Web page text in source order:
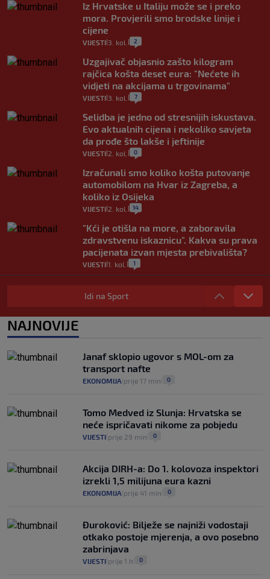
Iz Hrvatske u Italiju može se i preko
mora. Provjerili smo brodske linije i
cijene
VIJESTI 3. kol. 2
Uzgajivač objasnio zašto kilogram
rajčica košta deset eura: "Nećete ih
vidjeti na akcijama u trgovinama"
VIJESTI 3. kol. 7
Selidba je jedno od stresnijih iskustava.
Evo aktualnih cijena i nekoliko savjeta
da prođe što lakše i jeftinije
VIJESTI 2. kol. 0
Izračunali smo koliko košta putovanje
automobilom na Hvar iz Zagreba, a
koliko iz Osijeka
VIJESTI 2. kol. 14
"Kći je otišla na more, a zaboravila
zdravstvenu iskaznicu". Kakva su prava
pacijenata izvan mjesta prebivališta?
VIJESTI 1. kol. 1
Provjerili smo "što ćemo onda" ako
Plenković na 15 dana ukine mjere: "Ne bi
se dogodilo ništa. Vlada se zaljubila u te
intervencije"
poziciji i imaju drugog najpoznatijeg
bravara u povijesti Hrvatske
30. srp. | 16
Idi na Sport
NAJNOVIJE
Janaf sklopio ugovor s MOL-om za
transport nafte
EKONOMIJA prije 17 min 0
Tomo Medved iz Slunja: Hrvatska se
neće ispričavati nikome za pobjedu
VIJESTI prije 29 min 0
Akcija DIRH-a: Do 1. kolovoza inspektori
izrekli 1,5 milijuna eura kazni
EKONOMIJA prije 41 min 0
Đuroković: Bilježe se najniži vodostaji
otkako postoje mjerenja, a ovo posebno
zabrinjava
VIJESTI prije 1 h 0